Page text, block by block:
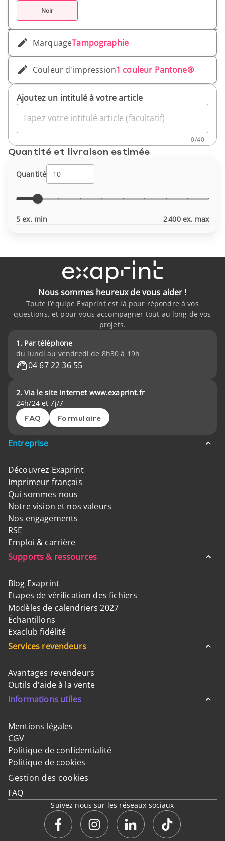
Noir
MarquageTampographie
Couleur d'impression1 couleur Pantone®
Ajoutez un intitulé à votre article
Tapez votre intitulé article (facultatif)
0/40
Quantité et livraison estimée
Quantité
5 ex. min 2 400 ex. max
Nous sommes heureux de vous aider !
Toute l’équipe Exaprint est là pour répondre à vos
questions, et pour vous accompagner tout au long de vos
projets.
1. Par téléphone
du lundi au vendredi de 8h30 à 19h
04 67 22 36 55
2. Via le site internet www.exaprint.fr
24h/24 et 7j/7
FAQ Formulaire
Entreprise
Découvrez Exaprint
Imprimeur français
Qui sommes nous
Notre vision et nos valeurs
Nos engagements
RSE
Emploi & carrière
Supports & ressources
Blog Exaprint
Etapes de vérification des fichiers
Modèles de calendriers 2027
Échantillons
Exaclub fidélité
Services revendeurs
Avantages revendeurs
Outils d'aide à la vente
Informations utiles
Mentions légales
CGV
Politique de confidentialité
Politique de cookies
Gestion des cookies
FAQ
Suivez nous sur les réseaux sociaux